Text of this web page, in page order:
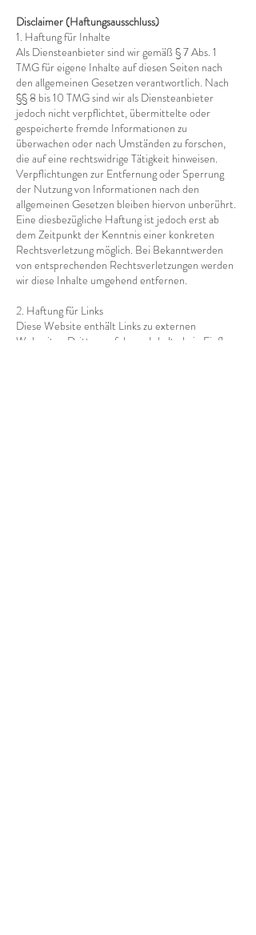
Disclaimer (Haftungsausschluss)
1. Haftung für Inhalte
Als Diensteanbieter sind wir gemäß § 7 Abs. 1
TMG für eigene Inhalte auf diesen Seiten nach
den allgemeinen Gesetzen verantwortlich. Nach
§§ 8 bis 10 TMG sind wir als Diensteanbieter
jedoch nicht verpflichtet, übermittelte oder
gespeicherte fremde Informationen zu
überwachen oder nach Umständen zu forschen,
die auf eine rechtswidrige Tätigkeit hinweisen.
Verpflichtungen zur Entfernung oder Sperrung
der Nutzung von Informationen nach den
allgemeinen Gesetzen bleiben hiervon unberührt.
Eine diesbezügliche Haftung ist jedoch erst ab
dem Zeitpunkt der Kenntnis einer konkreten
Rechtsverletzung möglich. Bei Bekanntwerden
von entsprechenden Rechtsverletzungen werden
wir diese Inhalte umgehend entfernen.
2. Haftung für Links
Diese Website enthält Links zu externen
Webseiten Dritter, auf deren Inhalte kein Einfluss